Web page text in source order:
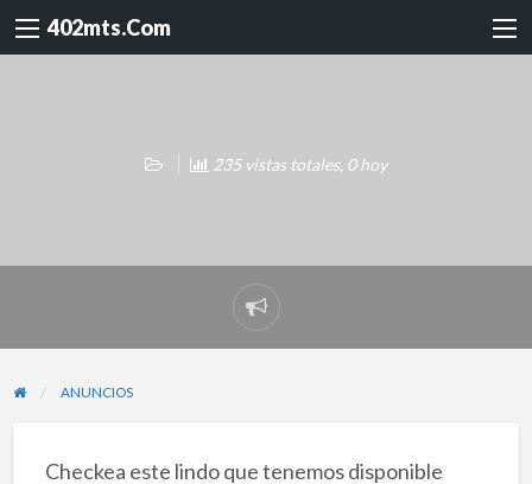
402mts.Com
235 vistas totales, 0 hoy
Reportar
problema
ANUNCIOS
Checkea este lindo que tenemos disponible